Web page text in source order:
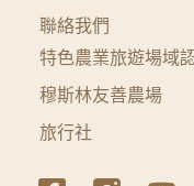
聯絡我們
特色農業旅遊場域
穆斯林友善農場
旅行社